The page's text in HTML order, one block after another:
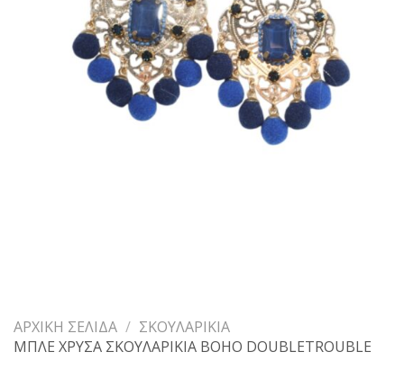
ΑΡΧΙΚΉ ΣΕΛΊΔΑ / ΣΚΟΥΛΑΡΊΚΙΑ
ΜΠΛΕ ΧΡΥΣΑ ΣΚΟΥΛΑΡΙΚΙΑ BOHO DOUBLETROUBLE